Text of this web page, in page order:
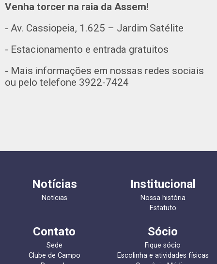
Venha torcer na raia da Assem!
- Av. Cassiopeia, 1.625 – Jardim Satélite
- Estacionamento e entrada gratuitos
- Mais informações em nossas redes sociais
ou pelo telefone 3922-7424
Notícias
Notícias
Institucional
Nossa história
Estatuto
Contato
Sede
Clube de Campo
Sócio
Fique sócio
Escolinha e atividades físicas